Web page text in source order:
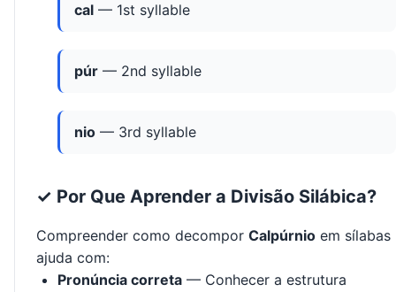
cal — 1st syllable
púr — 2nd syllable
nio — 3rd syllable
✓ Por Que Aprender a Divisão Silábica?
Compreender como decompor Calpúrnio em sílabas
ajuda com:
Pronúncia correta — Conhecer a estrutura